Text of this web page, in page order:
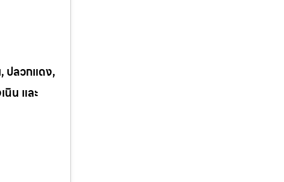
ปลวกแดง,
นิน และ